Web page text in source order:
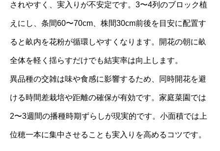
されやすく、実入りが不安定です。3〜4列のブロック植
えにし、条間60〜70cm、株間30cm前後を目安に配置す
ると畝内を花粉が循環しやすくなります。開花の朝に畝
全体を軽く揺らすだけでも結実率は向上します。
異品種の交雑は味や食感に影響するため、同時開花を避
ける時間差栽培や距離の確保が有効です。家庭菜園では
2〜3週間の播種時期ずらしが現実的です。小面積では上
位穂一本に集中させることも実入りを高めるコツです。